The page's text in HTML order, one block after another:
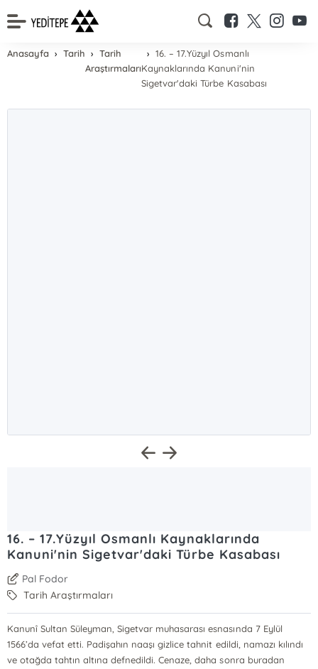
Anasayfa Tarih
Tarih
Araştırmaları
16. – 17.Yüzyıl Osmanlı
Kaynaklarında Kanuni'nin
Sigetvar'daki Türbe Kasabası
16. – 17.Yüzyıl Osmanlı Kaynaklarında
Kanuni'nin Sigetvar'daki Türbe Kasabası
Pal Fodor
Tarih Araştırmaları
Kanunî Sultan Süleyman, Sigetvar muhasarası esnasında 7 Eylül
1566’da vefat etti. Padişahın naaşı gizlice tahnit edildi, namazı kılındı
ve otağda tahtın altına defnedildi. Cenaze, daha sonra buradan